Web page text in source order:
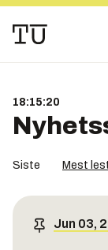
18:15:20
Siste Mest
Jun 03,